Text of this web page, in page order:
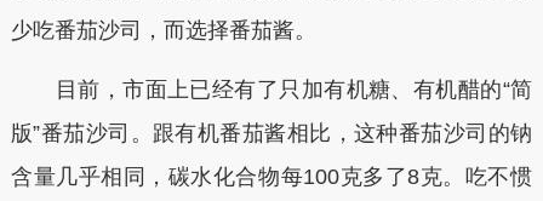
少吃番茄沙司，而选择番茄酱。
目前，市面上已经有了只加有机糖、有机醋的“简
版”番茄沙司。跟有机番茄酱相比，这种番茄沙司的钠
含量几乎相同，碳水化合物每100克多了8克。吃不惯